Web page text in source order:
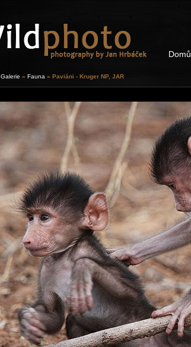
Domů
Galerie » Fauna » Paviáni - Kruger NP, JAR